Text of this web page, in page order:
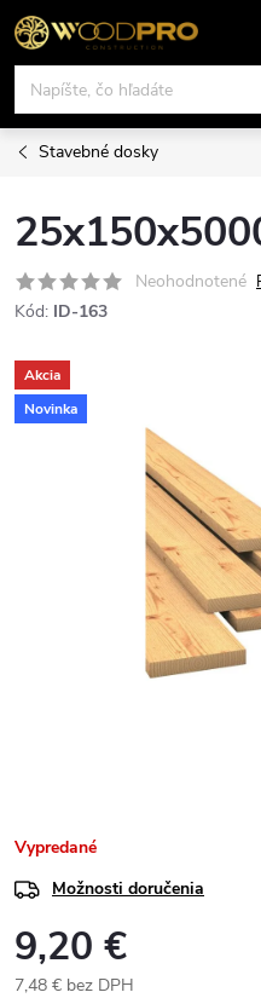
Prejsť
na
obsah
Stavebné dosky
Neohodnotené
Kód: ID-163
Akcia
Novinka
Vypredané
Možnosti doručenia
9,20 €
7,48 € bez DPH